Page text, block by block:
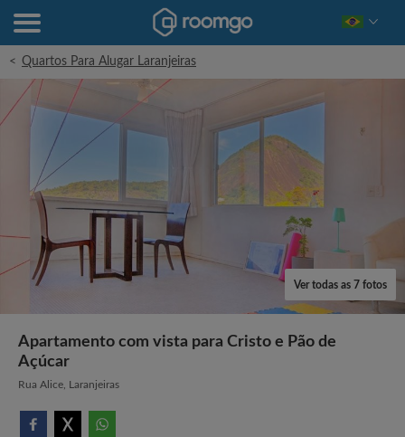
< Quartos Para Alugar Laranjeiras
Ver todas as 7 fotos
Apartamento com vista para Cristo e Pão de
Açúcar
Rua Alice, Laranjeiras